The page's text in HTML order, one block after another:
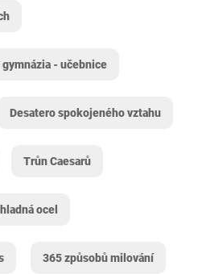
- učebnice
Desatero spokojeného vztahu
Trůn Caesarů
ocel
365 způsobů milování